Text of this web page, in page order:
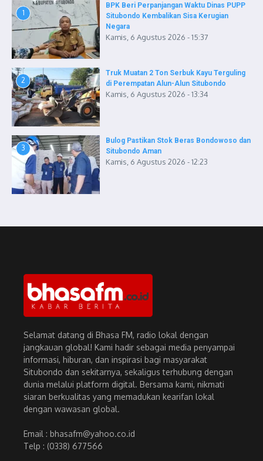
1
BPK Beri Perpanjangan Waktu Dinas PUPP
Situbondo Kembalikan Sisa Kerugian
Negara
Kamis, 6 Agustus 2026 - 15:37
2
Truk Muatan 2 Ton Serbuk Kayu Terguling
di Perempatan Alun-Alun Situbondo
Kamis, 6 Agustus 2026 - 13:34
3
Bulog Pastikan Stok Beras Bondowoso dan
Situbondo Aman
Kamis, 6 Agustus 2026 - 12:23
Selamat datang di Bhasa FM, radio lokal dengan
jangkauan global! Kami hadir sebagai media penyampai
informasi, hiburan, dan inspirasi bagi masyarakat
Situbondo dan sekitarnya, sekaligus terhubung dengan
dunia melalui platform digital. Bersama kami, nikmati
siaran berkualitas yang memadukan kearifan lokal
dengan wawasan global.
Email : bhasafm@yahoo.co.id
Telp : (0338) 677566